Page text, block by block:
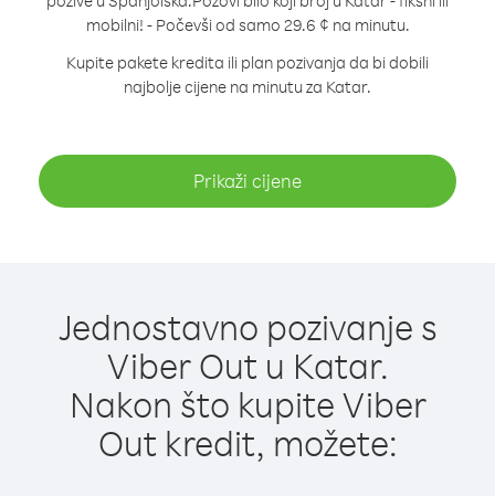
mobilni! - Počevši od samo 29.6 ¢ na minutu.
Kupite pakete kredita ili plan pozivanja da bi dobili
najbolje cijene na minutu za Katar.
Prikaži cijene
Jednostavno pozivanje s
Viber Out u Katar.
Nakon što kupite Viber
Out kredit, možete: